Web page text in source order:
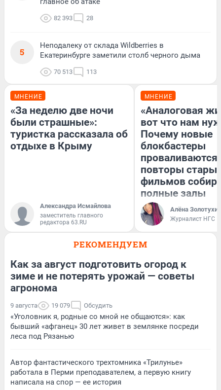
82 393 28
5
Неподалеку от склада Wildberries в
Екатеринбурге заметили столб черного дыма
70 513 113
МНЕНИЕ
«За неделю две ночи
были страшные»:
туристка рассказала об
отдыхе в Крыму
Александра Исмайлова
заместитель главного
редактора 63.RU
МНЕНИЕ
«Аналоговая
вот что нам
Почему новые
блокбастеры
повторы
фильмов
полные залы
Алёна
Журналист НГС
РЕКОМЕНДУЕМ
Как за август подготовить огород к
зиме и не потерять урожай — советы
агронома
9 августа 19 079 Обсудить
«Уголовник я, родные со мной не общаются»: как
бывший «афганец» 30 лет живет в землянке посреди
леса под Рязанью
Автор фантастического трехтомника «Трилунье»
работала в Перми преподавателем, а первую книгу
написала на спор — ее история